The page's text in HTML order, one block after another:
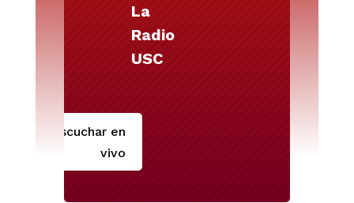
La
Radio
USC
Escuchar en
vivo